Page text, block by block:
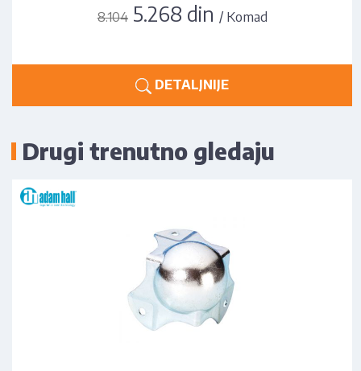
8.1045.268 din / Komad
DETALJNIJE
Drugi trenutno gledaju